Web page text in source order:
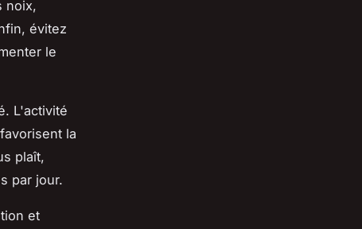
noix,
évitez
le
L'activité
la
plaît,
par jour.
et